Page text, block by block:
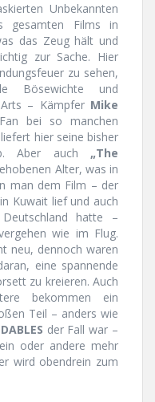
Unbekannten
gesamten Films in
das Zeug hält und
zur Sache. Hier
zu sehen,
Bösewichte und
– Kämpfer Mike
bei so manchen
hier seine bisher
Aber auch „The
Alter, was in
man dem Film – der
Kuwait lief und auch
hatte –
wie im Flug.
neu, dennoch waren
eine spannende
zu kreieren. Auch
bekommen ein
Teil – anders wie
der Fall war –
oder andere mehr
wird obendrein zum